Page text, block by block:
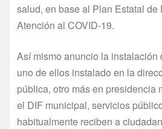
salud, en base al Plan Estatal de
Atención al COVID-19.
Así mismo anuncio la instalación
uno de ellos instalado en la
pública, otro más en presidencia
el DIF municipal, servicios
habitualmente reciben a